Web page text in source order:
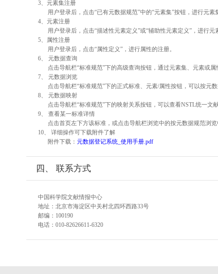
3、元素集注册
用户登录后，点击“已有元数据规范”中的“元素集”按钮，进行元素
4、元素注册
用户登录后，点击“描述性元素定义”或“辅助性元素定义”，进行元
5、属性注册
用户登录后，点击“属性定义”，进行属性的注册。
6、 元数据查询
点击导航栏“标准规范”下的高级查询按钮，通过元素集、元素或
7、 元数据浏览
点击导航栏“标准规范”下的正式标准、元素/属性按钮，可以按元
8、 元数据映射
点击导航栏“标准规范”下的映射关系按钮，可以查看NSTL统一文
9、 查看某一标准详情
点击首页左下方该标准，或点击导航栏浏览中的按元数据规范浏
10、 详细操作可下载附件了解
附件下载： 元数据登记系统_使用手册.pdf
四、 联系方式
中国科学院文献情报中心
地址：北京市海淀区中关村北四环西路33号
邮编：100190
电话：010-82626611-6320